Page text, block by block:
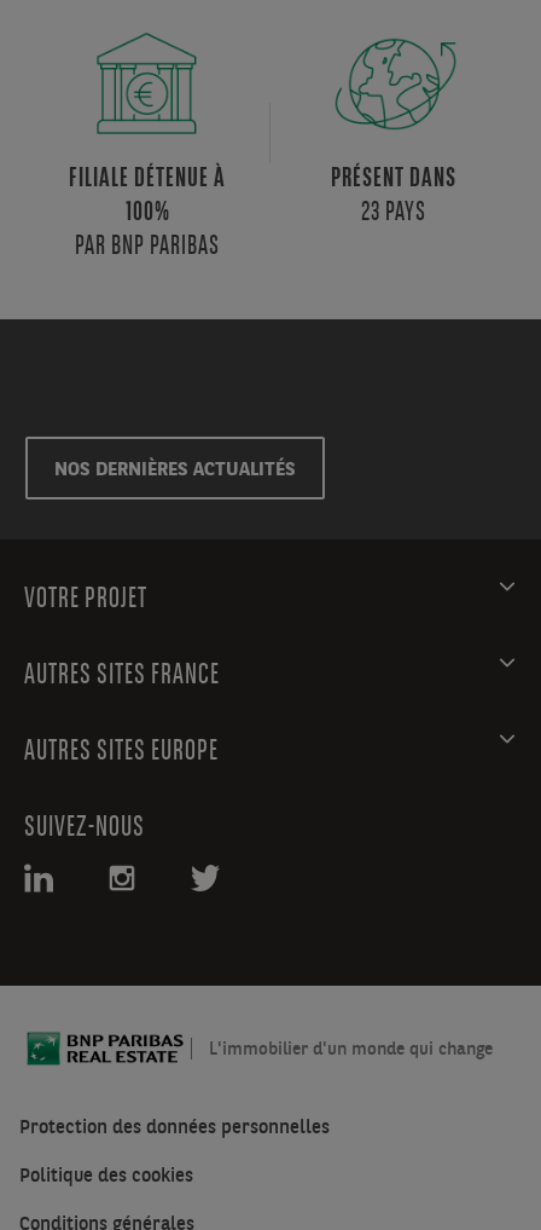
FILIALE DÉTENUE À
100%
PAR BNP PARIBAS
PRÉSENT DANS
23 PAYS
NOS DERNIÈRES ACTUALITÉS
VOTRE PROJET
AUTRES SITES FRANCE
AUTRES SITES EUROPE
SUIVEZ-NOUS
L'immobilier d'un monde qui change
Protection des données personnelles
Politique des cookies
Conditions générales